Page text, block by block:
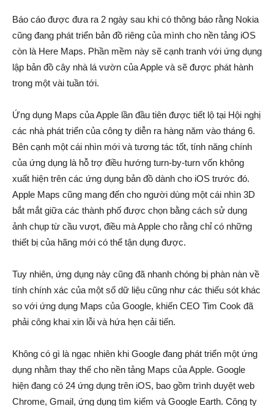
Báo cáo được đưa ra 2 ngày sau khi có thông báo rằng Nokia
cũng đang phát triển bản đồ riêng của mình cho nền tảng iOS
còn là Here Maps. Phần mềm này sẽ cạnh tranh với ứng dụng
lập bản đồ cây nhà lá vườn của Apple và sẽ được phát hành
trong một vài tuần tới.
Ứng dụng Maps của Apple lần đầu tiên được tiết lộ tại Hội nghị
các nhà phát triển của công ty diễn ra hàng năm vào tháng 6.
Bên cạnh một cái nhìn mới và tương tác tốt, tính năng chính
của ứng dụng là hỗ trợ điều hướng turn-by-turn vốn không
xuất hiện trên các ứng dụng bản đồ dành cho iOS trước đó.
Apple Maps cũng mang đến cho người dùng một cái nhìn 3D
bắt mắt giữa các thành phố được chọn bằng cách sử dụng
ảnh chụp từ cầu vượt, điều mà Apple cho rằng chỉ có những
thiết bị của hãng mới có thể tận dụng được.
Tuy nhiên, ứng dụng này cũng đã nhanh chóng bị phàn nàn về
tính chính xác của một số dữ liệu cũng như các thiếu sót khác
so với ứng dụng Maps của Google, khiến CEO Tim Cook đã
phải công khai xin lỗi và hứa hẹn cải tiến.
Không có gì là ngạc nhiên khi Google đang phát triển một ứng
dụng nhằm thay thế cho nền tảng Maps của Apple. Google
hiện đang có 24 ứng dụng trên iOS, bao gồm trình duyệt web
Chrome, Gmail, ứng dụng tìm kiếm và Google Earth. Công ty